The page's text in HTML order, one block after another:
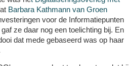
Barbara Kathmann van Groen
voor de Informatiepunten
ze daar nog een toelichting bij. En
dat mede gebaseerd was op haar